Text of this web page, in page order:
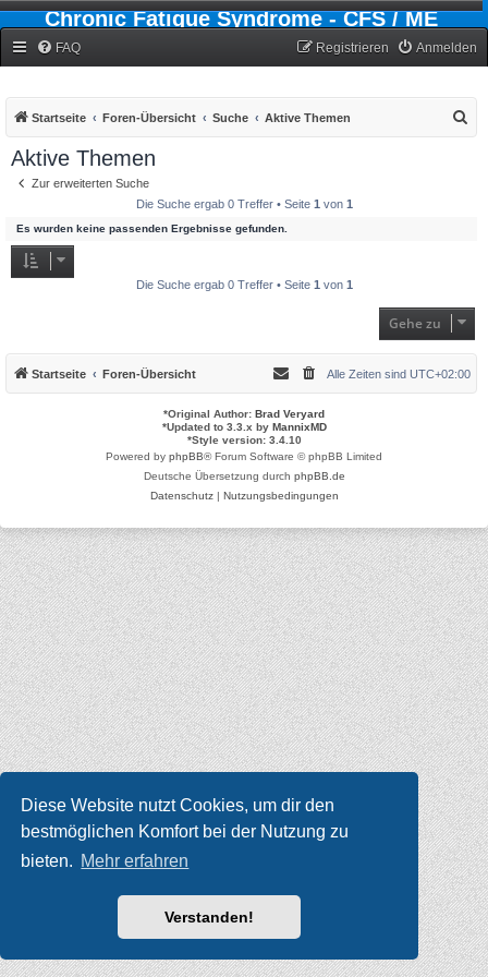
Diese Website nutzt Cookies, um dir den
bestmöglichen Komfort bei der Nutzung zu
bieten. Mehr erfahren
Verstanden!
Chronic Fatigue Syndrome - CFS / ME
FAQ Anmelden
Registrieren
Startseite Foren-Übersicht Suche Aktive Themen
Aktive Themen
Zur erweiterten Suche
Die Suche ergab 0 Treffer • Seite 1 von 1
Es wurden keine passenden Ergebnisse gefunden.
Die Suche ergab 0 Treffer • Seite 1 von 1
Gehe zu
Startseite Foren-Übersicht Alle Zeiten sind UTC+02:00
*Original Author: Brad Veryard
*Updated to 3.3.x by MannixMD
*Style version: 3.4.10
Powered by phpBB® Forum Software © phpBB Limited
Deutsche Übersetzung durch phpBB.de
Datenschutz| Nutzungsbedingungen